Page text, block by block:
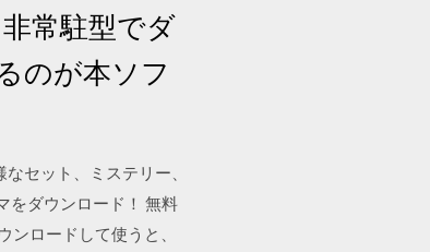
常駐型でダ
のが本ソフ
セット、ミステリー、
をダウンロード！ 無料
ロードして使うと、